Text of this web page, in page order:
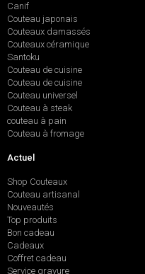
Canif
Couteau japonais
Couteaux damassés
Couteaux céramique
Santoku
Couteau de cuisine
Couteau de cuisine
Couteau universel
Couteau à steak
couteau à pain
Couteau à fromage
Actuel
Shop Couteaux
Couteau artisanal
Nouveautés
Top produits
Bon cadeau
Cadeaux
Coffret cadeau
Service gravure